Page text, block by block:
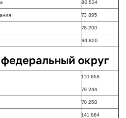
80 534
73 895
78 200
94 820
округ
110 658
79 244
70 258
141 684